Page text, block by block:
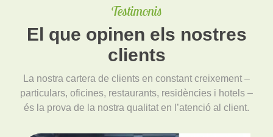
Testimonis
El que opinen els nostres
clients
La nostra cartera de clients en constant creixement –
particulars, oficines, restaurants, residències i hotels –
és la prova de la nostra qualitat en l’atenció al client.